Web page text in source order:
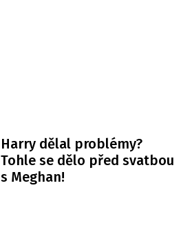
Harry dělal problémy?
Tohle se dělo před svatbou
s Meghan!